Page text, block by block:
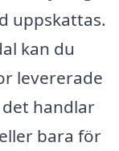
uppskattas.
kan du
levererade
handlar
bara för